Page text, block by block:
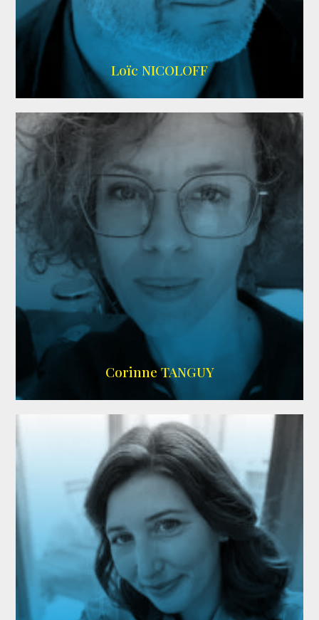
Wikipedia
Loïc NICOLOFF
SITE OFFICIEL
Corinne TANGUY